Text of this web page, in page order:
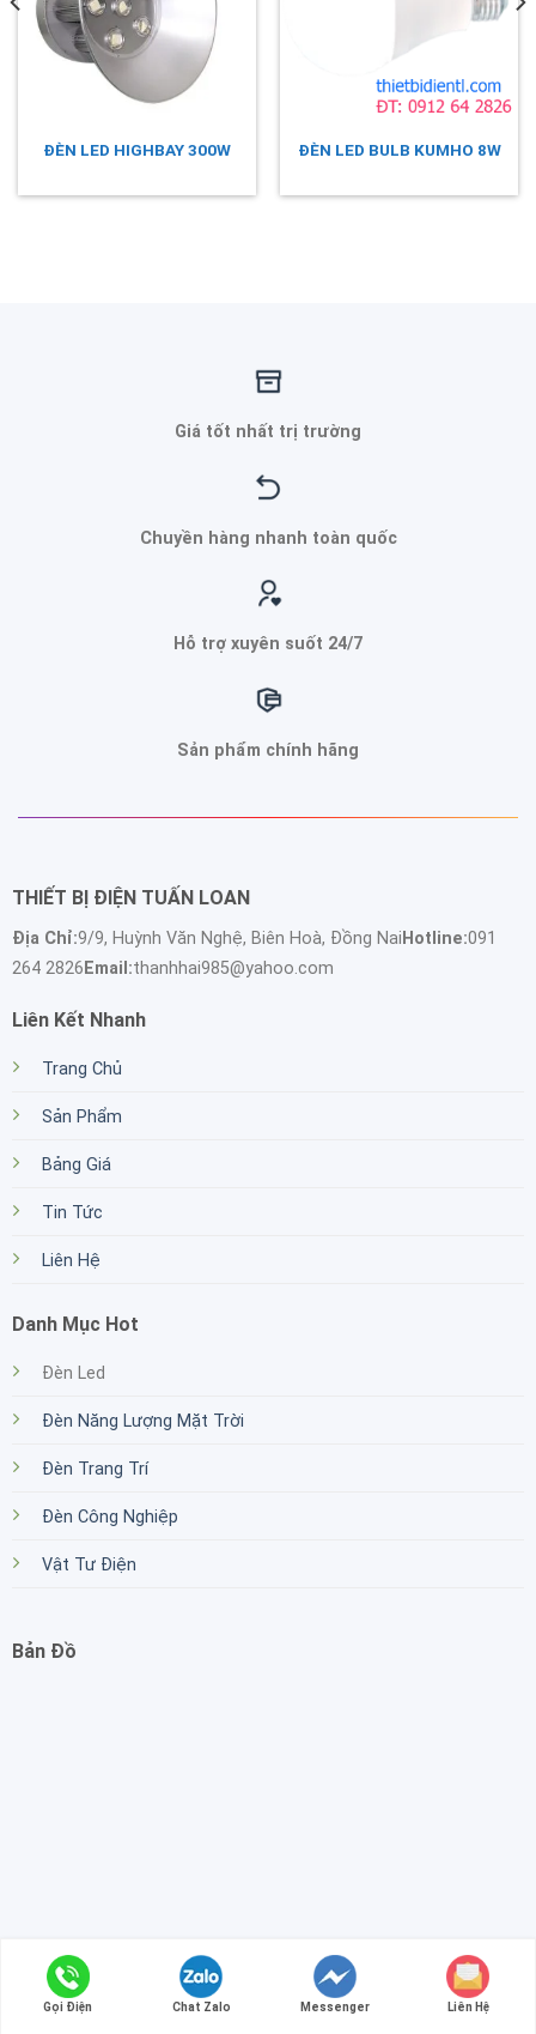
ĐÈN LED HIGHBAY 300W ĐÈN LED BULB KUMHO 8W
Giá tốt nhất trị trường
Chuyền hàng nhanh toàn quốc
Hỗ trợ xuyên suốt 24/7
Sản phẩm chính hãng
THIẾT BỊ ĐIỆN TUẤN LOAN
Địa Chỉ:9/9, Huỳnh Văn Nghệ, Biên Hoà, Đồng Nai Hotline:091
264 2826 Email:thanhhai985@yahoo.com
Liên Kết Nhanh
Trang Chủ
Sản Phẩm
Bảng Giá
Tin Tức
Liên Hệ
Danh Mục Hot
Đèn Led
Đèn Năng Lượng Mặt Trời
Đèn Trang Trí
Đèn Công Nghiệp
Vật Tư Điện
Bản Đồ
Copyright 2026 © Vnapptech
Gọi Điện Chat Zalo Messenger Liên Hệ